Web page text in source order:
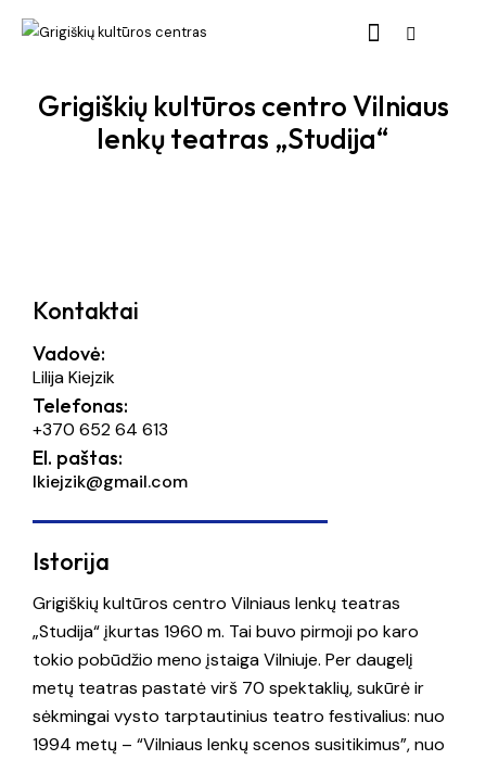
Grigiškių kultūros centro Vilniaus
lenkų teatras „Studija“
Kontaktai
Vadovė:
Lilija Kiejzik
Telefonas:
+370 652 64 613
El. paštas:
lkiejzik@gmail.com
Istorija
Grigiškių kultūros centro Vilniaus lenkų teatras
„Studija“ įkurtas 1960 m. Tai buvo pirmoji po karo
tokio pobūdžio meno įstaiga Vilniuje. Per daugelį
metų teatras pastatė virš 70 spektaklių, sukūrė ir
sėkmingai vysto tarptautinius teatro festivalius: nuo
1994 metų – “Vilniaus lenkų scenos susitikimus”, nuo